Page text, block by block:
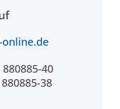
880885-40
38